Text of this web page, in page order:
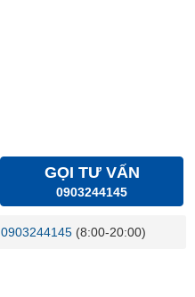
GỌI TƯ VẤN
0903244145
0903244145 (8:00-20:00)